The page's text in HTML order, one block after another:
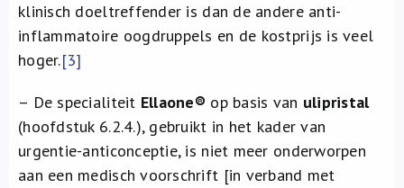
klinisch doeltreffender is dan de andere anti-
inflammatoire oogdruppels en de kostprijs is veel
hoger.[3]
– De specialiteit Ellaone® op basis van ulipristal
(hoofdstuk 6.2.4.), gebruikt in het kader van
urgentie-anticonceptie, is niet meer onderworpen
aan een medisch voorschrift [in verband met